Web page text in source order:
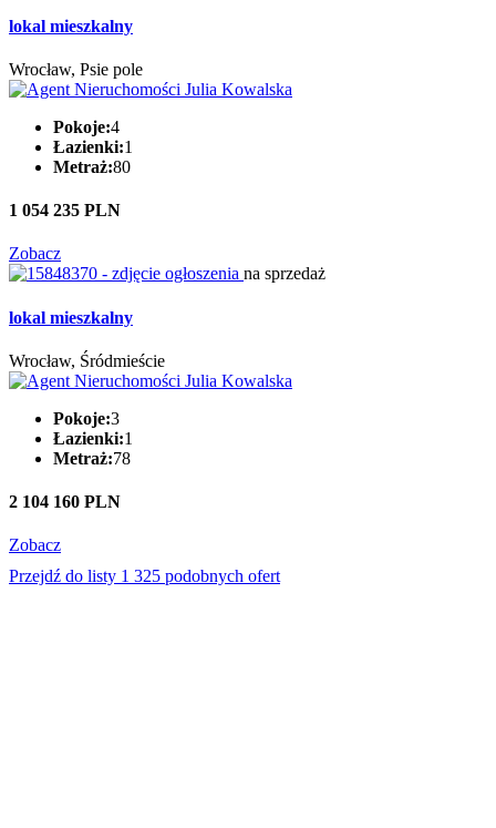
lokal mieszkalny
Wrocław, Psie pole
Pokoje:4
Łazienki:1
Metraż:80
1 054 235 PLN
Zobacz
na sprzedaż
lokal mieszkalny
Wrocław, Śródmieście
Pokoje:3
Łazienki:1
Metraż:78
2 104 160 PLN
Zobacz
Przejdź do listy 1 325 podobnych ofert